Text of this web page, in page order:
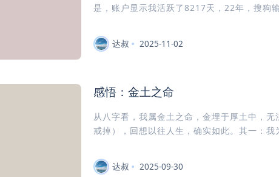
是，账户显示我活跃了8217天，22年，搜狗
达叔 2025-11-02
感悟：金土之命
从八字看，我属金土之命，金埋于厚土中，
戒掉），回想以往人生，确实如此。其一：我
达叔 2025-09-30